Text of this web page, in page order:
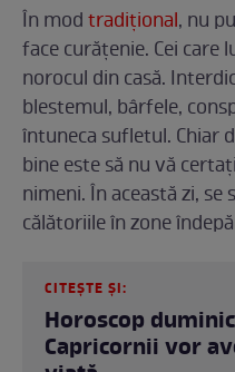
În modtradițional, nu
face curățenie. Cei care
norocul din casă.
blestemul, bârfele,
întuneca sufletul. Chiar
bine este să nu vă
nimeni. În această zi,
călătoriile în zone
CITEȘTE ȘI:
Horoscop
Capricornii vor